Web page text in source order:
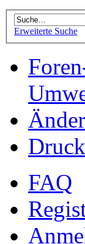
Erweiterte Suche
FAQ